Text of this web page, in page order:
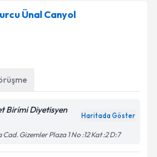
için randevu takvimi talebi
randevu almanız için bir
e-posta ile bilgilendireceğiz.
işlenmesine ilişkin
Aydınlatma
ve kişisel verilerimin belirtilen
Ünal Canyol
Birimi Diyetisyen
Haritada Göster
Gizemler Plaza 1 No :12 Kat :2 D:7